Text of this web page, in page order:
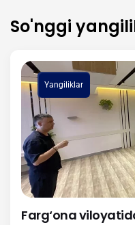
So'nggi
Yangiliklar
Farg‘ona